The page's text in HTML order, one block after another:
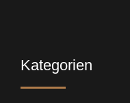
Kategorien